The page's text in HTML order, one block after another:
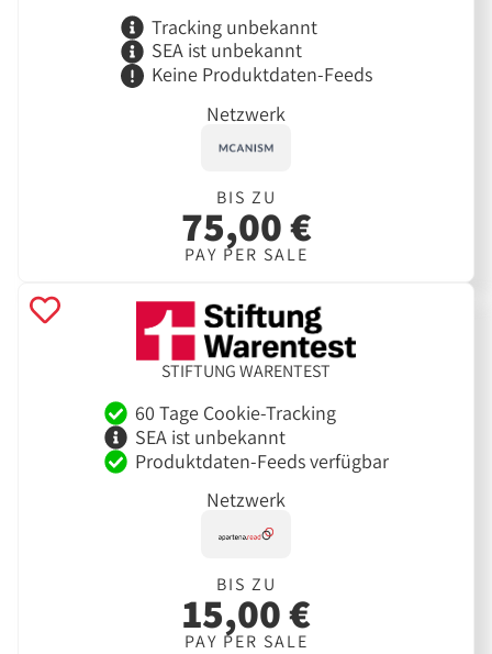
Tracking unbekannt
SEA ist unbekannt
Keine Produktdaten-Feeds
Netzwerk
BIS ZU
75,00 €
PAY PER SALE
STIFTUNG WARENTEST
60 Tage Cookie-Tracking
SEA ist unbekannt
Produktdaten-Feeds verfügbar
Netzwerk
BIS ZU
15,00 €
PAY PER SALE